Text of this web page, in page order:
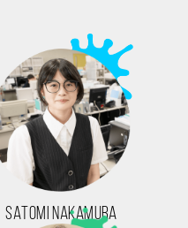
SATOMI NAKAMURA